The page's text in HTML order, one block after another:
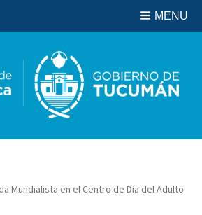
Biblioteca
MENU
Mundialista en el Centro de Día del Adulto